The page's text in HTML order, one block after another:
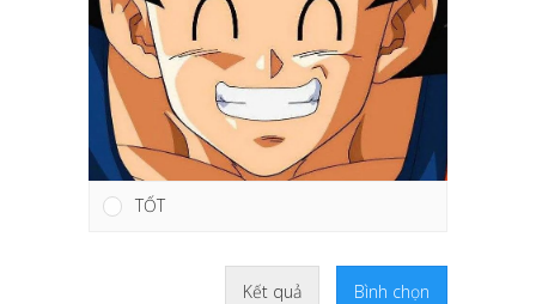
TỐT
Kết quả Bình chọn